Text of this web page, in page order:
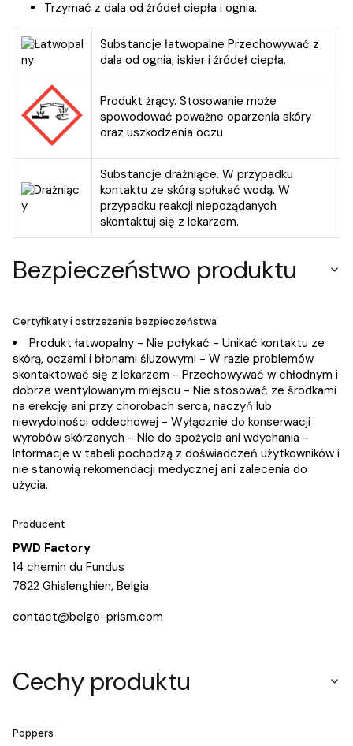
Trzymać z dala od źródeł ciepła i ognia.
Substancje łatwopalne Przechowywać z
dala od ognia, iskier i źródeł ciepła.
Produkt żrący. Stosowanie może
spowodować poważne oparzenia skóry
oraz uszkodzenia oczu
Substancje drażniące. W przypadku
kontaktu ze skórą spłukać wodą. W
przypadku reakcji niepożądanych
skontaktuj się z lekarzem.
Bezpieczeństwo produktu
Certyfikaty i ostrzeżenie bezpieczeństwa
Produkt łatwopalny - Nie połykać - Unikać kontaktu ze
skórą, oczami i błonami śluzowymi - W razie problemów
skontaktować się z lekarzem - Przechowywać w chłodnym i
dobrze wentylowanym miejscu - Nie stosować ze środkami
na erekcję ani przy chorobach serca, naczyń lub
niewydolności oddechowej - Wyłącznie do konserwacji
wyrobów skórzanych - Nie do spożycia ani wdychania -
Informacje w tabeli pochodzą z doświadczeń użytkowników i
nie stanowią rekomendacji medycznej ani zalecenia do
użycia.
Producent
PWD Factory
14 chemin du Fundus
7822 Ghislenghien, Belgia
contact@belgo-prism.com
Cechy produktu
Poppers